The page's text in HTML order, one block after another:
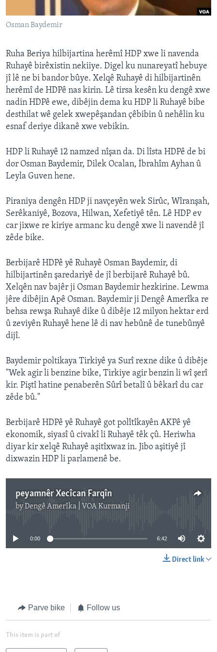
SERNIVÎS
Learning English
Osman Baydemir
Ruha Beriya hilbijartina herêmî HDP xwe li navenda
Ruhayê birêxistin nekiiye. Digel ku nunareyatî hebuye
jî lê ne bi bandor bûye. Xelqê Ruhayê di hilbijartinên
herêmî de HDPê nas kirin. Lê tirsa kesên ku dengê xwe
nadin HDPê ewe, dibêjin dema ku HDP li Ruhayê bibe
desthilat wê gelek xwepêşandan çêbibin û nehêlin ku
esnaf deriye dikanê xwe vebikin.
HDP li Ruhayê 12 namzed nîşan da. Di lîsta HDPê de bi
dor Osman Baydemir, Dilek Ocalan, İbrahîm Ayhan û
Leyla Guven hene.
Piraniya dengên HDP ji navçeyên wek Sirûc, Wîranşah,
Serêkaniyê, Bozova, Hilwan, Xefetiyê tên. Lê HDP ev
car jixwe re kiriye armanc ku dengê xwe li navendê jî
zêde bike.
Berbijarê HDPê yê Ruhayê Osman Baydemir, di
hilbijartinên şaredariyê de jî berbijarê Ruhayê bû.
Xelqên nav bajêr ji Osman Baydemir hezkirine. Lewma
jêre dibêjin Apê Osman. Baydemir ji Dengê Amerîka re
behsa rewşa Ruhayê dike û dibêje 12 milyon hektar erd
û zeviyên Ruhayê hene lê di nav hebûnê de tunebûnyê
dijî.
Baydemir poltikaya Tirkiyê ya Surî rexne dike û dibêje
"Wek agir li benzine bike, Tirkiye agir benzin li wî şerî
kir. Piştî hatine penaberên Sûrî betalî û bêkarî du car
zêde bû."
Berbijarê HDPê yê Ruhayê got polîtîkayên AKPê yê
ekonomik, siyasî û civakî li Ruhayê têk çû. Heriwha
diyar kir xelqê Ruhayê aşitîxwaz in. Jibo aşitiyê jî
dixwazin HDP li parlamenê be.
peyamnêr Xecîcan Farqîn
byDengê Amerîka | VOA Kurmanji
No media source currently available
0:00 6:42
Direct link
Parve bike Follow us
This item is part of